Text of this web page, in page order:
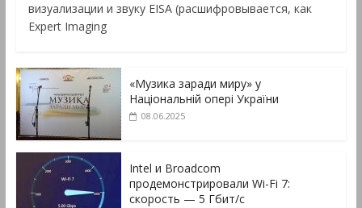
визуализации и звуку EISA (расшифровывается, как
Expert Imaging
«Музика заради миру» у
Національній опері України
08.06.2025
Intel и Broadcom
продемонстрировали Wi-Fi 7:
скорость — 5 Гбит/с